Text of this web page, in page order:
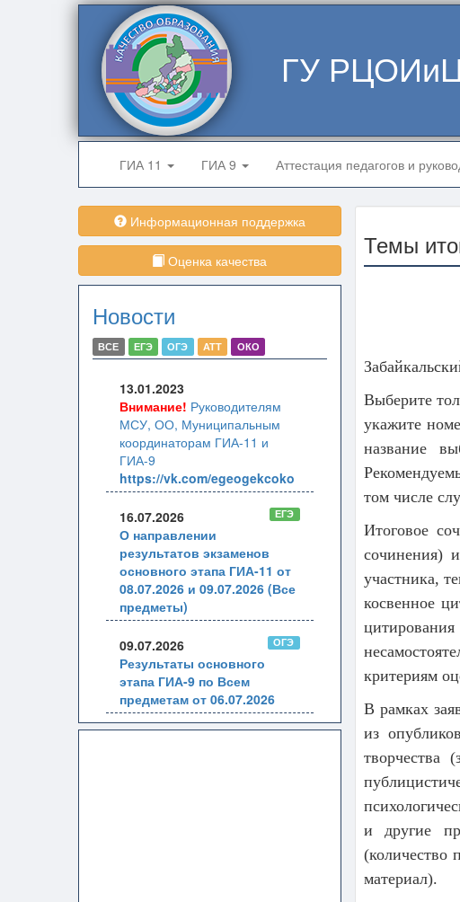
ГУ
ГИА 11 ГИА 9 Аттестация педагогов и
Информационная поддержка
Оценка качества
Новости
ВСЕ ЕГЭ ОГЭ АТТ ОКО
13.01.2023
Внимание! Руководителям
МСУ, ОО, Муниципальным
координаторам ГИА-11 и
ГИА-9
https://vk.com/egeogekcoko
16.07.2026 ЕГЭ
О направлении
результатов экзаменов
основного этапа ГИА-11 от
08.07.2026 и 09.07.2026 (Все
предметы)
09.07.2026 ОГЭ
Результаты основного
этапа ГИА-9 по Всем
предметам от 06.07.2026
Темы
Выберите
укажите
название
том числе
Итоговое
сочинения)
участника,
косвенное
критериям
В рамках
из
творчества
и другие
(количество
материал).